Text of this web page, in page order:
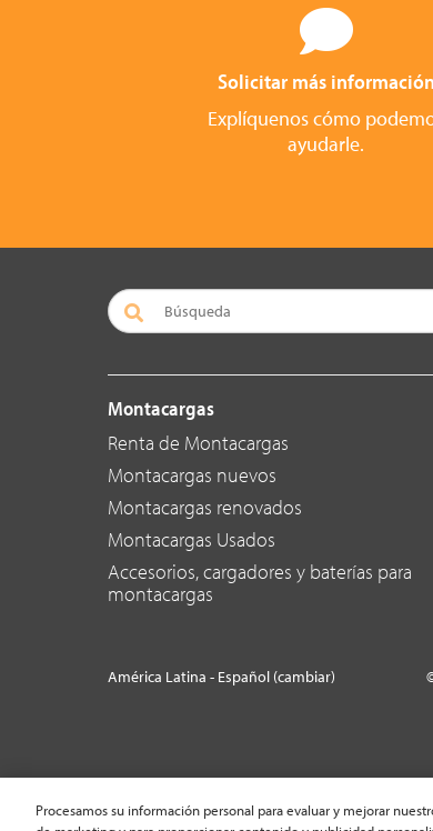
Solicitar más información
Explíquenos cómo
ayudarle.
Montacargas
Renta de Montacargas
Montacargas nuevos
Montacargas renovados
Montacargas Usados
Accesorios, cargadores y baterías para
montacargas
América Latina - Español (cambiar)
Procesamos su información personal para evaluar y mejorar